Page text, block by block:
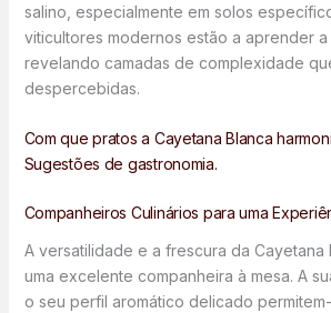
salino, especialmente em solos
viticultores modernos estão a aprender a
revelando camadas de complexidade
despercebidas.
Com que pratos a Cayetana Blanca
Sugestões de gastronomia.
Companheiros Culinários para uma
A versatilidade e a frescura da Cayetana
uma excelente companheira à mesa. A
o seu perfil aromático delicado